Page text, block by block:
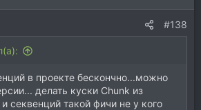
#138
в проекте бескончно...можно
делать куски Chunk из
секвенций такой фичи не у кого